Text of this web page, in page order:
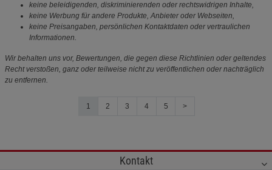
keine beleidigenden, diskriminierenden oder rechtswidrigen Inhalte,
keine Werbung für andere Produkte, Anbieter oder Webseiten,
keine Preisangaben, persönlichen Kontaktdaten oder vertraulichen
Informationen.
Wir behalten uns vor, Bewertungen, die gegen diese Richtlinien oder geltendes
Recht verstoßen, ganz oder teilweise nicht zu veröffentlichen oder nachträglich
zu entfernen.
1 2 3 4 5 >
Kontakt